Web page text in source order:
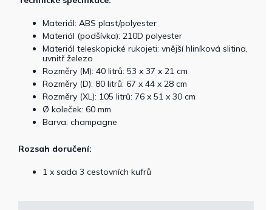
Materiál: ABS plast/polyester
Materiál (podšívka): 210D polyester
Materiál teleskopické rukojeti: vnější hliníková slitina,
uvnitř železo
Rozměry (M): 40 litrů: 53 x 37 x 21 cm
Rozměry (D): 80 litrů: 67 x 44 x 28 cm
Rozměry (XL): 105 litrů: 76 x 51 x 30 cm
Ø koleček: 60 mm
Barva: champagne
Rozsah doručení:
1 x sada 3 cestovních kufrů